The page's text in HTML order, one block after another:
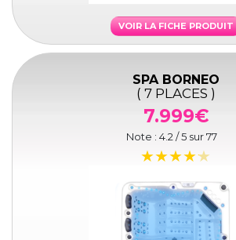
VOIR LA FICHE PRODUIT
SPA BORNEO
( 7 PLACES )
7.999€
Note : 4.2 / 5 sur77